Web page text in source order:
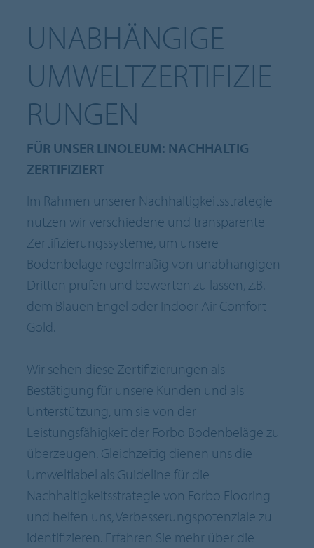
UNABHÄNGIGE
UMWELTZERTIFIZIE
RUNGEN
FÜR UNSER LINOLEUM: NACHHALTIG
ZERTIFIZIERT
Im Rahmen unserer Nachhaltigkeitsstrategie
nutzen wir verschiedene und transparente
Zertifizierungssysteme, um unsere
Bodenbeläge regelmäßig von unabhängigen
Dritten prüfen und bewerten zu lassen, z.B.
dem Blauen Engel oder Indoor Air Comfort
Gold.
Wir sehen diese Zertifizierungen als
Bestätigung für unsere Kunden und als
Unterstützung, um sie von der
Leistungsfähigkeit der Forbo Bodenbeläge zu
überzeugen. Gleichzeitig dienen uns die
Umweltlabel als Guideline für die
Nachhaltigkeitsstrategie von Forbo Flooring
und helfen uns, Verbesserungspotenziale zu
identifizieren. Erfahren Sie mehr über die